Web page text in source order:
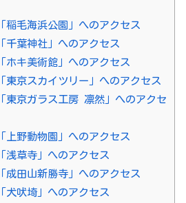
稲毛海浜公園」へのアクセス
千葉神社」へのアクセス
ホキ美術館」へのアクセス
京スカイツリー」へのアクセス
東京ガラス工房 凛然」へのアクセ
上野動物園」へのアクセス
浅草寺」へのアクセス
成田山新勝寺」へのアクセス
犬吠埼」へのアクセス